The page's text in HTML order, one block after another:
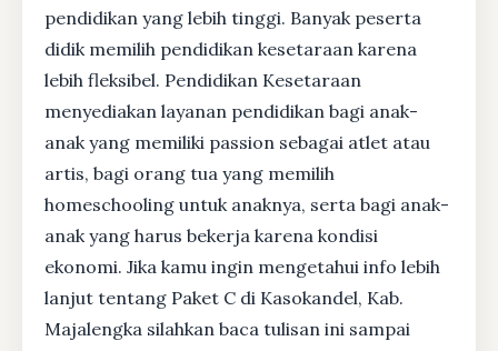
pendidikan yang lebih tinggi. Banyak peserta
didik memilih pendidikan kesetaraan karena
lebih fleksibel. Pendidikan Kesetaraan
menyediakan layanan pendidikan bagi anak-
anak yang memiliki passion sebagai atlet atau
artis, bagi orang tua yang memilih
homeschooling untuk anaknya, serta bagi anak-
anak yang harus bekerja karena kondisi
ekonomi. Jika kamu ingin mengetahui info lebih
lanjut tentang Paket C di Kasokandel, Kab.
Majalengka silahkan baca tulisan ini sampai